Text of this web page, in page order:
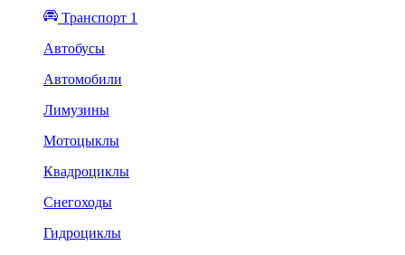
Транспорт 1
Автобусы
Автомобили
Лимузины
Мотоцыклы
Квадроциклы
Снегоходы
Гидроциклы